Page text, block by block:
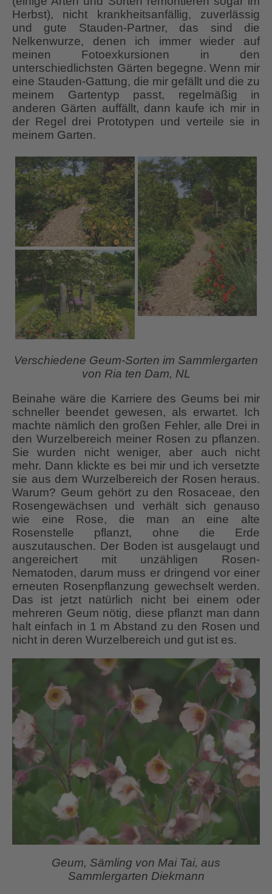
Herbst), nicht krankheitsanfällig, zuverlässig
und gute Stauden-Partner, das sind die
Nelkenwurze, denen ich immer wieder auf
meinen Fotoexkursionen in den
unterschiedlichsten Gärten begegne. Wenn mir
eine Stauden-Gattung, die mir gefällt und die zu
meinem Gartentyp passt, regelmäßig in
anderen Gärten auffällt, dann kaufe ich mir in
der Regel drei Prototypen und verteile sie in
meinem Garten.
Verschiedene Geum-Sorten im Sammlergarten
von Ria ten Dam, NL
Beinahe wäre die Karriere des Geums bei mir
schneller beendet gewesen, als erwartet. Ich
machte nämlich den großen Fehler, alle Drei in
den Wurzelbereich meiner Rosen zu pflanzen.
Sie wurden nicht weniger, aber auch nicht
mehr. Dann klickte es bei mir und ich versetzte
sie aus dem Wurzelbereich der Rosen heraus.
Warum? Geum gehört zu den Rosaceae, den
Rosengewächsen und verhält sich genauso
wie eine Rose, die man an eine alte
Rosenstelle pflanzt, ohne die Erde
auszutauschen. Der Boden ist ausgelaugt und
angereichert mit unzähligen Rosen-
Nematoden, darum muss er dringend vor einer
erneuten Rosenpflanzung gewechselt werden.
Das ist jetzt natürlich nicht bei einem oder
mehreren Geum nötig, diese pflanzt man dann
halt einfach in 1 m Abstand zu den Rosen und
nicht in deren Wurzelbereich und gut ist es.
Geum, Sämling von Mai Tai, aus
Sammlergarten Diekmann